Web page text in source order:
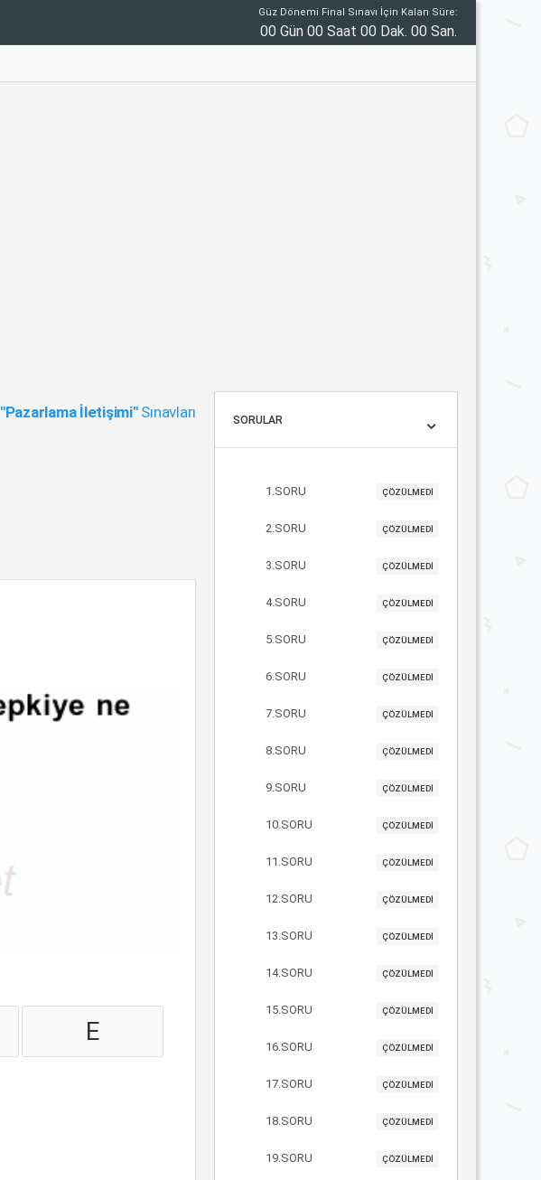
Güz Dönemi Final Sınavı İçin Kalan Süre:
00 Gün 00 Saat 00 Dak. 00 San.
"Pazarlama İletişimi"Sınavları
E
SORULAR
1.SORU ÇÖZÜLMEDİ
2.SORU ÇÖZÜLMEDİ
3.SORU ÇÖZÜLMEDİ
4.SORU ÇÖZÜLMEDİ
5.SORU ÇÖZÜLMEDİ
6.SORU ÇÖZÜLMEDİ
7.SORU ÇÖZÜLMEDİ
8.SORU ÇÖZÜLMEDİ
9.SORU ÇÖZÜLMEDİ
10.SORU ÇÖZÜLMEDİ
11.SORU ÇÖZÜLMEDİ
12.SORU ÇÖZÜLMEDİ
13.SORU ÇÖZÜLMEDİ
14.SORU ÇÖZÜLMEDİ
15.SORU ÇÖZÜLMEDİ
16.SORU ÇÖZÜLMEDİ
17.SORU ÇÖZÜLMEDİ
18.SORU ÇÖZÜLMEDİ
19.SORU ÇÖZÜLMEDİ